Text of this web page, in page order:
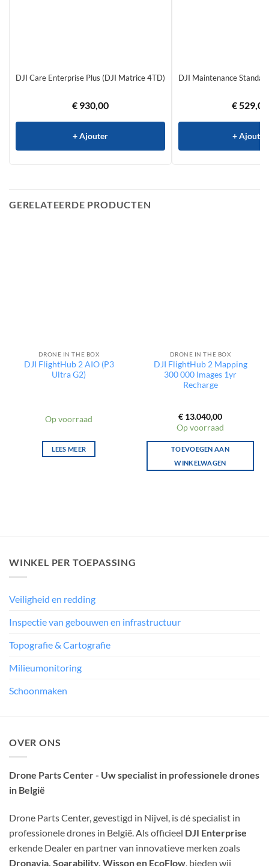
DJI Care Enterprise Plus (DJI Matrice 4TD)
€ 930,00
+ Ajouter
DJI Maintenance
€529,00
+ Ajouter
GERELATEERDE PRODUCTEN
DRONE IN THE BOX
DJI FlightHub 2 AIO (P3
Ultra G2)
Op voorraad
LEES MEER
DRONE IN THE BOX
DJI FlightHub 2 Mapping
300 000 Images 1yr
Recharge
€ 13.040,00
Op voorraad
TOEVOEGEN AAN
WINKELWAGEN
WINKEL PER TOEPASSING
Veiligheid en redding
Inspectie van gebouwen en infrastructuur
Topografie & Cartografie
Milieumonitoring
Schoonmaken
OVER ONS
Drone Parts Center - Uw specialist in professionele drones
in België
Drone Parts Center, gevestigd in Nijvel, is dé specialist in
professionele drones in België. Als officieel DJI Enterprise
erkende Dealer en partner van innovatieve merken zoals
Dronavia, Soarability, Wisson en EcoFlow, bieden wij